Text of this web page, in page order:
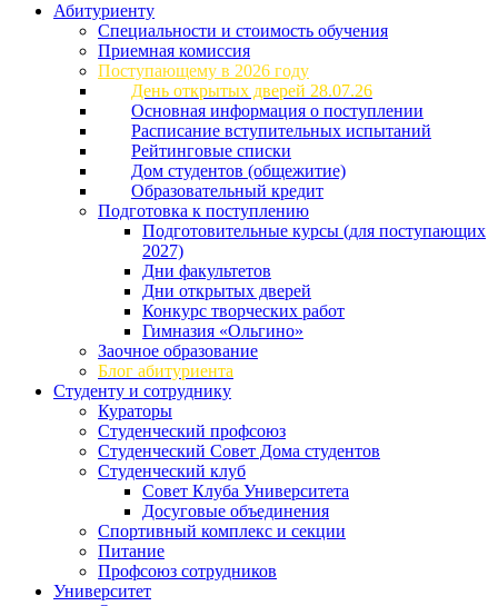
Абитуриенту
Специальности и стоимость обучения
Приемная комиссия
Поступающему в 2026 году
День открытых дверей 28.07.26
Основная информация о поступлении
Расписание вступительных испытаний
Рейтинговые списки
Дом студентов (общежитие)
Образовательный кредит
Подготовка к поступлению
Подготовительные курсы (для поступающих
2027)
Дни факультетов
Дни открытых дверей
Конкурс творческих работ
Гимназия «Ольгино»
Заочное образование
Блог абитуриента
Студенту и сотруднику
Кураторы
Студенческий профсоюз
Студенческий Совет Дома студентов
Студенческий клуб
Совет Клуба Университета
Досуговые объединения
Спортивный комплекс и секции
Питание
Профсоюз сотрудников
Университет